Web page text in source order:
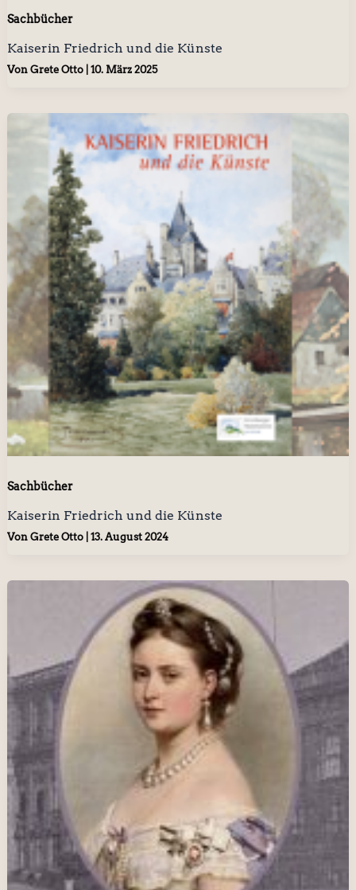
Sachbücher
Kaiserin Friedrich und die Künste
Von Grete Otto 10. März 2025
Sachbücher
Kaiserin Friedrich und die Künste
Von Grete Otto 13. August 2024